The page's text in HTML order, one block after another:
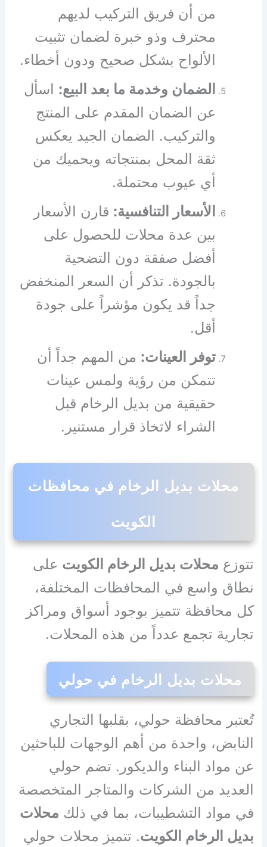
من أن فريق التركيب لديهم
محترف وذو خبرة لضمان تثبيت
الألواح بشكل صحيح ودون أخطاء.
الضمان وخدمة ما بعد البيع: اسأل
عن الضمان المقدم على المنتج
والتركيب. الضمان الجيد يعكس
ثقة المحل بمنتجاته ويحميك من
أي عيوب محتملة.
الأسعار التنافسية: قارن الأسعار
بين عدة محلات للحصول على
أفضل صفقة دون التضحية
بالجودة. تذكر أن السعر المنخفض
جداً قد يكون مؤشراً على جودة
أقل.
توفر العينات: من المهم جداً أن
تتمكن من رؤية ولمس عينات
حقيقية من بديل الرخام قبل
الشراء لاتخاذ قرار مستنير.
محلات بديل الرخام في محافظات
الكويت
تتوزع محلات بديل الرخام الكويت على
نطاق واسع في المحافظات المختلفة،
كل محافظة تتميز بوجود أسواق ومراكز
تجارية تجمع عدداً من هذه المحلات.
محلات بديل الرخام في حولي
تُعتبر محافظة حولي، بقلبها التجاري
النابض، واحدة من أهم الوجهات للباحثين
عن مواد البناء والديكور. تضم حولي
العديد من الشركات والمتاجر المتخصصة
في مواد التشطيبات، بما في ذلك محلات
بديل الرخام الكويت. تتميز محلات حولي